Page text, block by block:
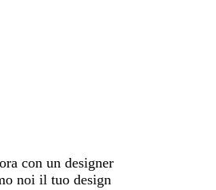
con un designer
noi il tuo design